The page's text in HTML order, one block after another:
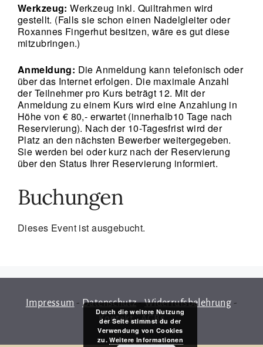
Werkzeug: Werkzeug inkl. Quiltrahmen wird
gestellt. (Falls sie schon einen Nadelgleiter oder
Roxannes Fingerhut besitzen, wäre es gut diese
mitzubringen.)
Anmeldung: Die Anmeldung kann telefonisch oder
über das Internet erfolgen. Die maximale Anzahl
der Teilnehmer pro Kurs beträgt 12. Mit der
Anmeldung zu einem Kurs wird eine Anzahlung in
Höhe von € 80,- erwartet (innerhalb10 Tage nach
Reservierung). Nach der 10-Tagesfrist wird der
Platz an den nächsten Bewerber weitergegeben.
Sie werden bei oder kurz nach der Reservierung
über den Status Ihrer Reservierung informiert.
Buchungen
Dieses Event ist ausgebucht.
Impressum - Datenschutz-Widerrufsbelehrung -
Kontakt-AGBs
Durch die weitere Nutzung
der Seite stimmst du der
Verwendung von Cookies
zu.Weitere Informationen